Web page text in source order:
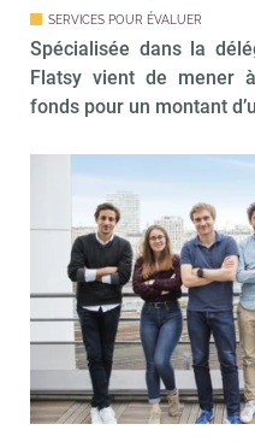
SERVICES POUR ÉVALUER
Spécialisée dans la
Flatsy vient de mener
fonds pour un montant